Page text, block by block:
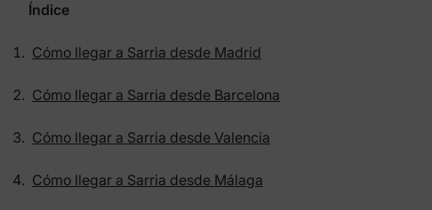
Índice
Cómo llegar a Sarria desde Madrid
Cómo llegar a Sarria desde Barcelona
Cómo llegar a Sarria desde Valencia
Cómo llegar a Sarria desde Málaga